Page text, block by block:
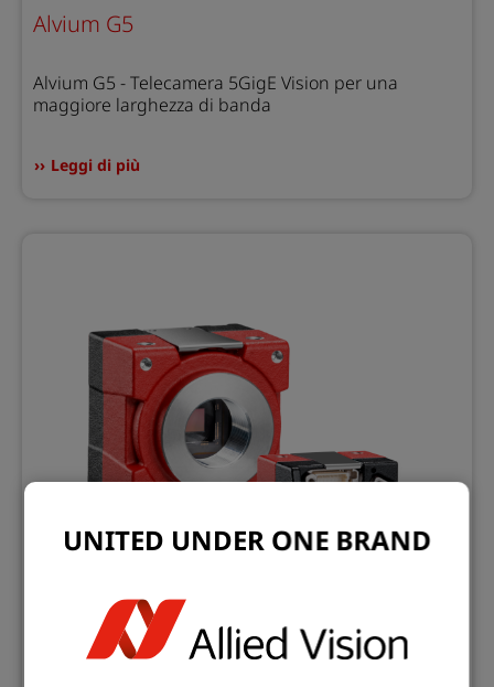
Alvium G5
Alvium G5 - Telecamera 5GigE Vision per una
maggiore larghezza di banda
Leggi di più
UNITED UNDER ONE BRAND